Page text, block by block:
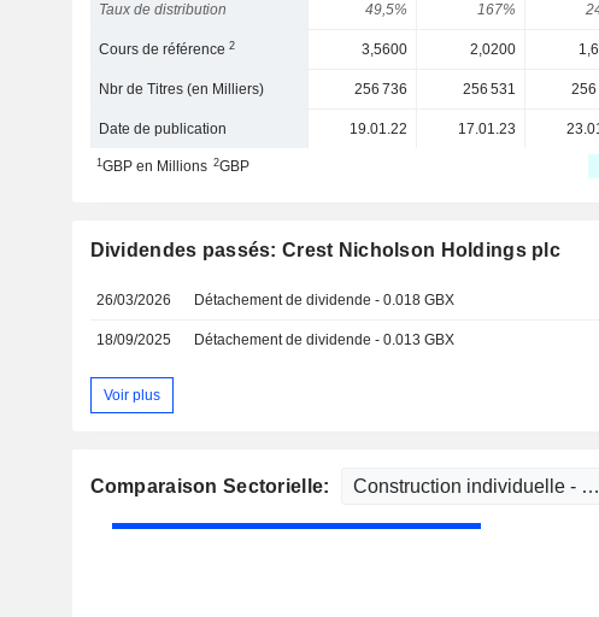
Taux de distribution 49,5% 167%
Cours de référence2 3,5600 2,0200
Nbr de Titres (en Milliers) 256 736 256 531 256
Date de publication 19.01.22 17.01.23
1GBP en Millions 2GBP
Dividendes passés: Crest Nicholson Holdings plc
26/03/2026 Détachement de dividende - 0.018 GBX
18/09/2025 Détachement de dividende - 0.013 GBX
Voir plus
Comparaison Sectorielle: